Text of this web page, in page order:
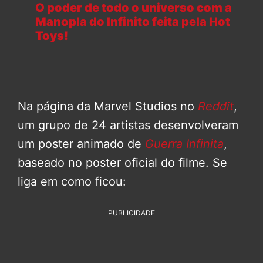
O poder de todo o universo com a
Manopla do Infinito feita pela Hot
Toys!
Na página da Marvel Studios no Reddit,
um grupo de 24 artistas desenvolveram
um poster animado de Guerra Infinita,
baseado no poster oficial do filme. Se
liga em como ficou:
PUBLICIDADE